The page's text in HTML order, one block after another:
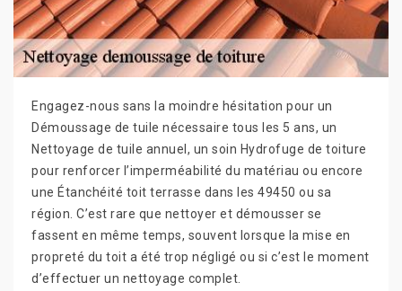
Engagez-nous sans la moindre hésitation pour un
Démoussage de tuile nécessaire tous les 5 ans, un
Nettoyage de tuile annuel, un soin Hydrofuge de toiture
pour renforcer l’imperméabilité du matériau ou encore
une Étanchéité toit terrasse dans les 49450 ou sa
région. C’est rare que nettoyer et démousser se
fassent en même temps, souvent lorsque la mise en
propreté du toit a été trop négligé ou si c’est le moment
d’effectuer un nettoyage complet.